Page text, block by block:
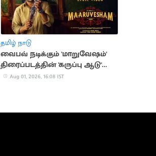
தமிழ் நாடு
வைபவ் நடிக்கும் 'மாறுவேஷம்'
திரைப்படத்தின் 'கருப்பு ஆடு'
பாடல் வெளியானது
Aug 01, 2026, 16:08 IST